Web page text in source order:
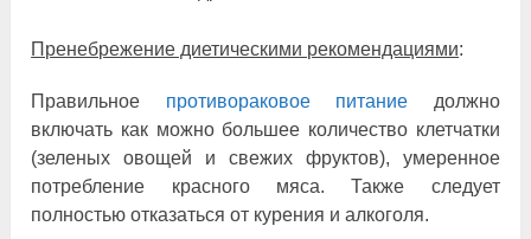
Пренебрежение диетическими рекомендациями:
Правильное противораковое питание должно
включать как можно большее количество клетчатки
(зеленых овощей и свежих фруктов), умеренное
потребление красного мяса. Также следует
полностью отказаться от курения и алкоголя.